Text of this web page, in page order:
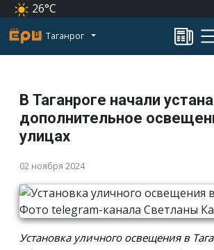
26°C
Таганрог
В Таганроге начали
дополнительное
улицах
02 ноября 2024
Установка уличного освещения в